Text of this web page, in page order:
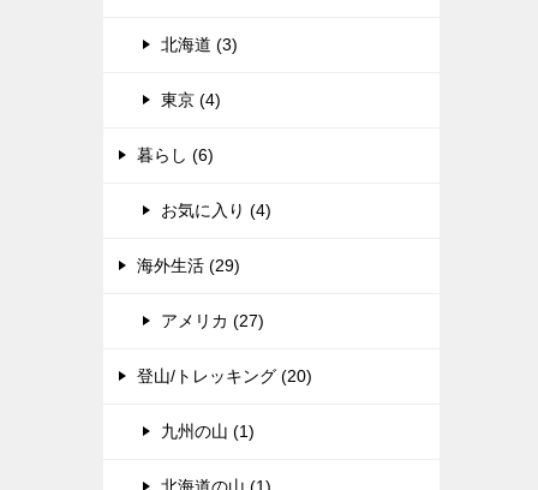
北海道 (3)
東京 (4)
暮らし (6)
お気に入り (4)
海外生活 (29)
アメリカ (27)
登山/トレッキング (20)
九州の山 (1)
北海道の山 (1)